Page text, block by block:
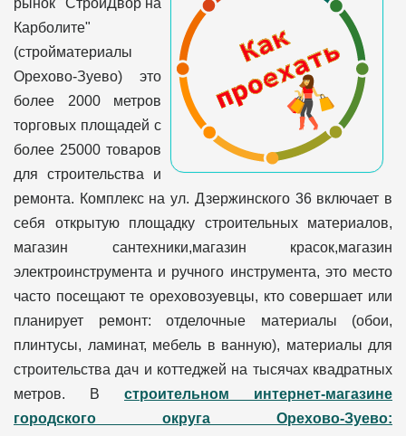
рынок "СтройДвор на
Карболите"
(стройматериалы
Орехово-Зуево) это
более 2000 метров
торговых площадей с
более 25000 товаров
для строительства и
ремонта. Комплекс на ул. Дзержинского 36 включает в
себя открытую площадку строительных материалов,
магазин сантехники,магазин красок,магазин
электроинструмента и ручного инструмента, это место
часто посещают те ореховозуевцы, кто совершает или
планирует ремонт: отделочные материалы (обои,
плинтусы, ламинат, мебель в ванную), материалы для
строительства дач и коттеджей на тысячах квадратных
метров. В строительном интернет-магазине
городского округа Орехово-Зуево: